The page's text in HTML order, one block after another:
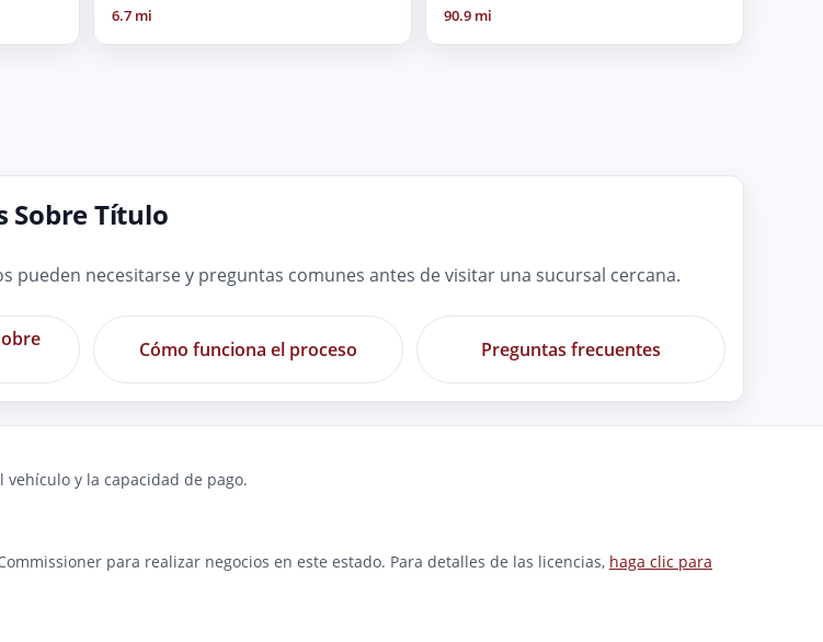
6.7 mi 90.9 mi
Sobre Título
necesitarse y preguntas comunes antes de visitar una sucursal cercana.
Cómo funciona el proceso Preguntas frecuentes
y la capacidad de pago.
para realizar negocios en este estado. Para detalles de las licencias, haga clic para